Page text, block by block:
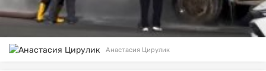
Анастасия Цирулик